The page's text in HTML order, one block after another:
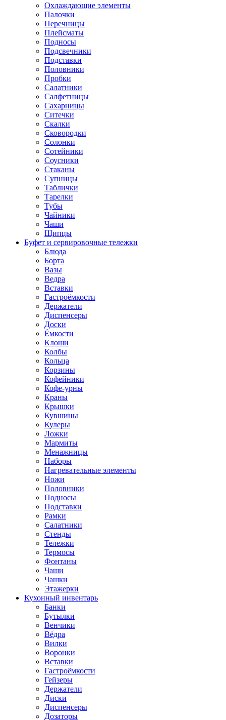
Охлаждающие элементы
Палочки
Перечницы
Плейсматы
Подносы
Подсвечники
Подставки
Половники
Пробки
Салатники
Салфетницы
Сахарницы
Ситечки
Скалки
Сковородки
Солонки
Сотейники
Соусники
Стаканы
Супницы
Таблички
Тарелки
Тубы
Чайники
Чаши
Щипцы
Буфет и сервировочные тележки
Блюда
Борта
Вазы
Ведра
Вставки
Гастроёмкости
Держатели
Диспенсеры
Доски
Ёмкости
Клоши
Колбы
Кольца
Корзины
Кофейники
Кофе-урны
Краны
Крышки
Кувшины
Кулеры
Ложки
Мармиты
Менажницы
Наборы
Нагревательные элементы
Ножи
Половники
Подносы
Подставки
Рамки
Салатники
Стенды
Тележки
Термосы
Фонтаны
Чаши
Чашки
Этажерки
Кухонный инвентарь
Банки
Бутылки
Венчики
Вёдра
Вилки
Воронки
Вставки
Гастроёмкости
Гейзеры
Держатели
Диски
Диспенсеры
Дозаторы